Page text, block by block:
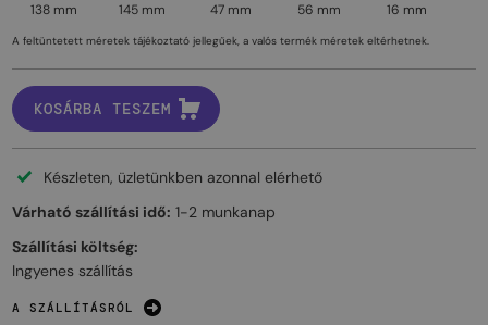
138 mm 145 mm 47 mm 56 mm 16 mm
A feltüntetett méretek tájékoztató jellegűek, a valós termék méretek eltérhetnek.
KOSÁRBA TESZEM
Készleten, üzletünkben azonnal elérhető
Várható szállítási idő: 1-2 munkanap
Szállítási költség:
Ingyenes szállítás
A SZÁLLÍTÁSRÓL